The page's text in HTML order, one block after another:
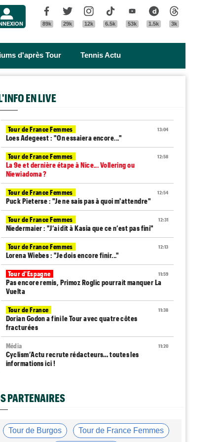
Facebook
89k
Twitter
29k
Instagram
12k
Tik Tok
6.5k
Youtube
53k
Dailymotion
1.5k 3k
d'après Tour Tennis Actu
EN LIVE
13:04
Tour de France Femmes
Loes Adegeest : "On essaiera encore..."
12:58
Tour de France Femmes
La 9e et dernière étape à Nice... Vollering ou
Niewiadoma ?
12:54
Tour de France Femmes
Puck Pieterse : "Je ne sais pas à quoi m'attendre"
12:31
Tour de France Femmes
Niedermaier : "J’ai dit à Kasia que ce n’est pas fini"
12:13
Tour de France Femmes
Lorena Wiebes : "Je dois encore finir..."
11:59
Tour d'Espagne
Pas encore remis, Primoz Roglic pourrait manquer La
Vuelta
11:38
Tour de France
Dorian Godon a fini le Tour avec quatre côtes
fracturées
11:20
Média
Cyclism’Actu recrute rédacteurs… toutes les
informations ici !
cyclisme"
L'abonnement à Cyclism'Actu sans pub ni pop up :
9,99€ pour 1 an
PARTENAIRES
Tour de Burgos Tour de France Femmes